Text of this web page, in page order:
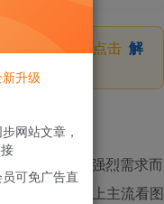
解压密码，请点击 解
队基于用户强烈需求而
，超越市面上主流看图
升级
网站文章，
可免广告直